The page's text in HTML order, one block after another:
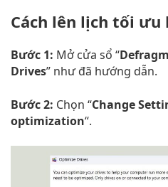
Cách lên lịch tối ưu
Bước 1: Mở cửa sổ “
Drives” như đã hướng dẫn.
Bước 2: Chọn “Change
optimization“.